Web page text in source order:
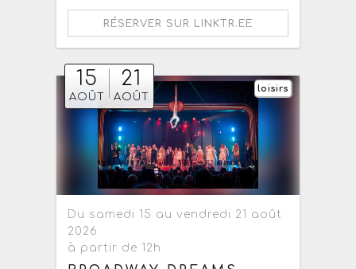
RÉSERVER SUR LINKTR.EE
15
AOÛT
21
AOÛT
loisirs
Du samedi 15 au vendredi 21 août
2026
à partir de 12h